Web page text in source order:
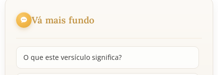
Vá mais fundo
O que este versículo significa?